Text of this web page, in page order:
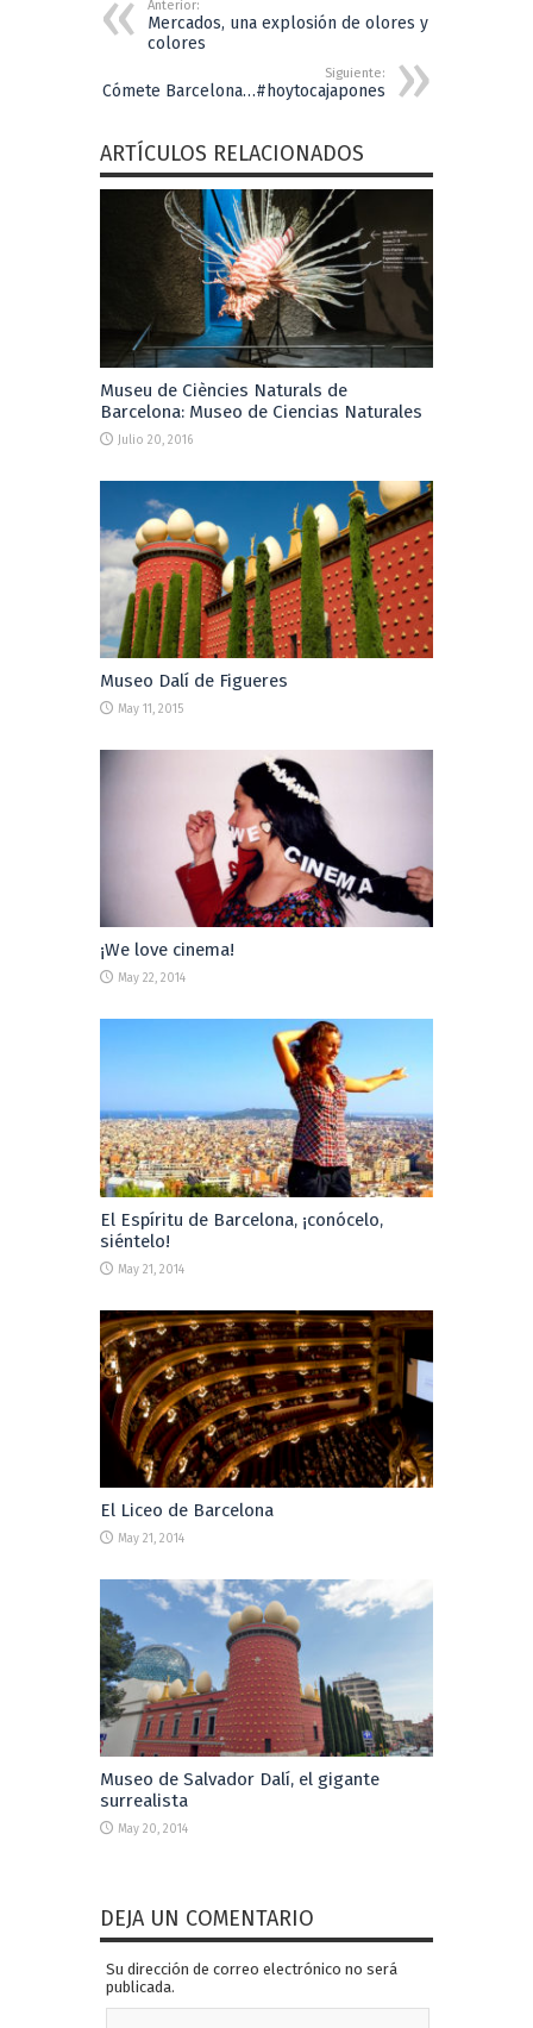
Anterior:
Mercados, una explosión de olores y
colores
Siguiente:
Cómete Barcelona…#hoytocajapones
ARTÍCULOS RELACIONADOS
Museu de Ciències Naturals de
Barcelona: Museo de Ciencias Naturales
Julio 20, 2016
Museo Dalí de Figueres
May 11, 2015
¡We love cinema!
May 22, 2014
El Espíritu de Barcelona, ¡conócelo,
siéntelo!
May 21, 2014
El Liceo de Barcelona
May 21, 2014
Museo de Salvador Dalí, el gigante
surrealista
May 20, 2014
DEJA UN COMENTARIO
Su dirección de correo electrónico no será
publicada.